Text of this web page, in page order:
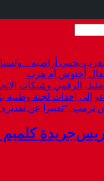
يحمي أراضيه .. ولسنا
أخنوش أم هرب.
الرقمي وشبكات
يدعو إلى إحداث لجنة
ترمب: “تعبيرا عن
جريدة